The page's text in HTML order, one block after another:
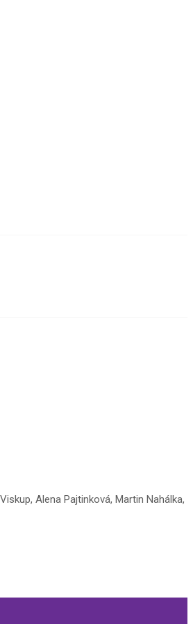
Alena Pajtinková, Martin Nahálka,